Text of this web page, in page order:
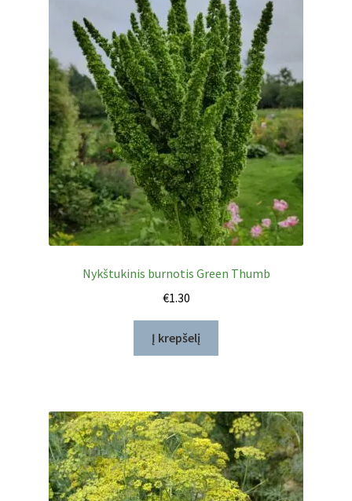
Nykštukinis burnotis Green Thumb
€1.30
Į krepšelį